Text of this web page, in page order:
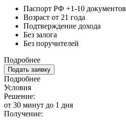
Паспорт РФ +1-10 документов
Возраст от 21 года
Подтверждение дохода
Без залога
Без поручителей
Подробнее
Подать заявку
Подробнее
Условия
Решение:
от 30 минут до 1 дня
Получение: